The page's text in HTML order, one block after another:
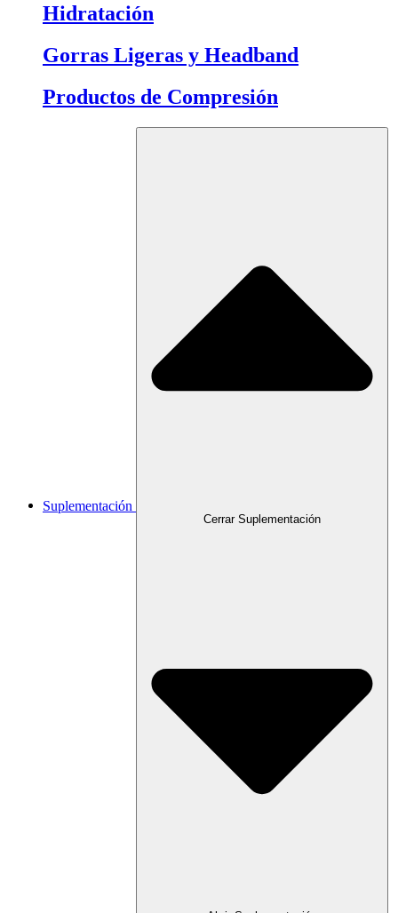
Hidratación
Gorras Ligeras y Headband
Productos de Compresión
Suplementación
Cerrar Suplementación